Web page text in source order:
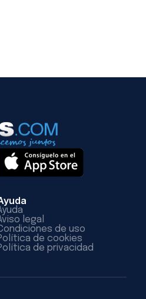
legal
de uso
de cookies
de privacidad